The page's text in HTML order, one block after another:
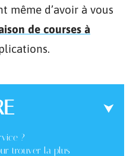
même d’avoir à vous
de courses à
?
trouver la plus